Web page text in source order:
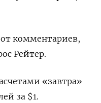
комментариев,
Рейтер.
«завтра»
за $1.